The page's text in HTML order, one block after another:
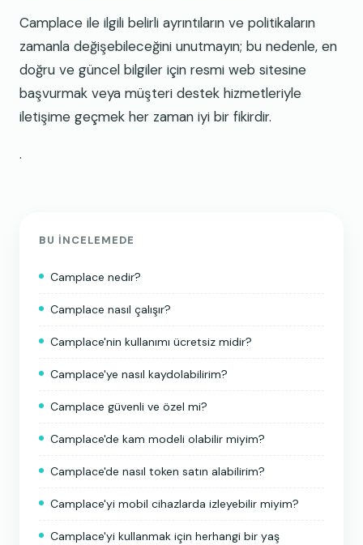
Camplace ile ilgili belirli ayrıntıların ve politikaların
zamanla değişebileceğini unutmayın; bu nedenle, en
doğru ve güncel bilgiler için resmi web sitesine
başvurmak veya müşteri destek hizmetleriyle
iletişime geçmek her zaman iyi bir fikirdir.
.
BU INCELEMEDE
Camplace nedir?
Camplace nasıl çalışır?
Camplace'nin kullanımı ücretsiz midir?
Camplace'ye nasıl kaydolabilirim?
Camplace güvenli ve özel mi?
Camplace'de kam modeli olabilir miyim?
Camplace'de nasıl token satın alabilirim?
Camplace'yi mobil cihazlarda izleyebilir miyim?
Camplace'yi kullanmak için herhangi bir yaş